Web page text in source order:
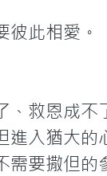
此相愛。
救恩成
入猶大的
要撒但的